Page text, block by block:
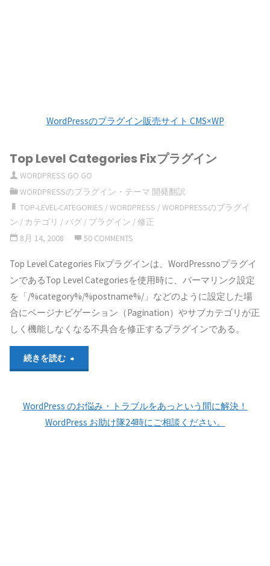
WordPressのプラグイン販売サイト CMS×WP
Top Level Categories Fixプラグイン
WORDPRESS GO GO
WORDPRESSのプラグイン・テーマ 開発翻訳
TOP-LEVEL-CATEGORIES /WORDPRESS /WORDPRESSのプラグイ
ン / カテゴリ /バグ / プラグイン /修正
8月 14, 2008
50 COMMENTS
Top Level Categories Fixプラグインは、WordPressnoプラグイ
ンであるTop Level Categoriesを使用時に、パーマリンク設定
を「/%category%/%postname%/」などのように設定した場
合にページナビゲーション（Pagination）やサブカテゴリが正
しく機能しなくなる不具合を修正するプラグインである。
続きを読む
Categories
WordPress のお悩み・トラブルをあっという間に解決！
WordPress お助け隊24時にご相談ください。